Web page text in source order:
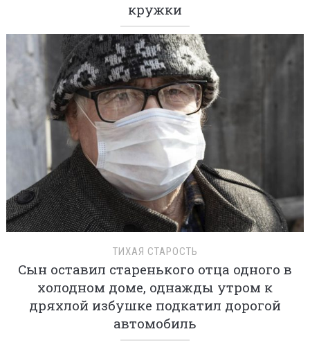
кружки
ТИХАЯ СТАРОСТЬ
Сын оставил старенького отца одного в
холодном доме, однажды утром к
дряхлой избушке подкатил дорогой
автомобиль